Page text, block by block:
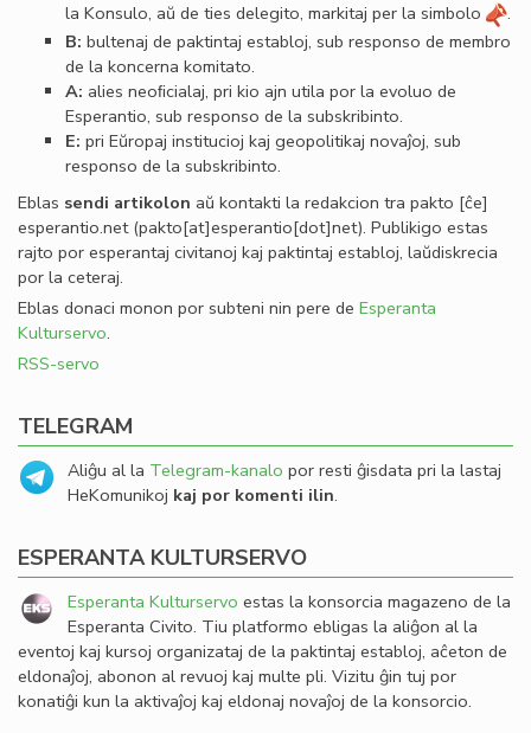
la Konsulo, aŭ de ties delegito, markitaj per la simbolo
.
B: bultenaj de paktintaj establoj, sub responso de membro
de la koncerna komitato.
A: alies neoﬁcialaj, pri kio ajn utila por la evoluo de
Esperantio, sub responso de la subskribinto.
E: pri Eŭropaj institucioj kaj geopolitikaj novaĵoj, sub
responso de la subskribinto.
Eblas sendi artikolon aŭ kontakti la redakcion tra pakto [ĉe]
esperantio.net(pakto[at]esperantio[dot]net). Publikigo estas
rajto por esperantaj civitanoj kaj paktintaj establoj, laŭdiskrecia
por la ceteraj.
Eblas donaci monon por subteni nin pere de Esperanta
Kulturservo.
RSS-servo
TELEGRAM
Aliĝu al la Telegram-kanalo por resti ĝisdata pri la lastaj
HeKomunikoj kaj por komenti ilin.
ESPERANTA KULTURSERVO
Esperanta Kulturservo estas la konsorcia magazeno de la
Esperanta Civito. Tiu platformo ebligas la aliĝon al la
eventoj kaj kursoj organizataj de la paktintaj establoj, aĉeton de
eldonaĵoj, abonon al revuoj kaj multe pli. Vizitu ĝin tuj por
konatiĝi kun la aktivaĵoj kaj eldonaj novaĵoj de la konsorcio.